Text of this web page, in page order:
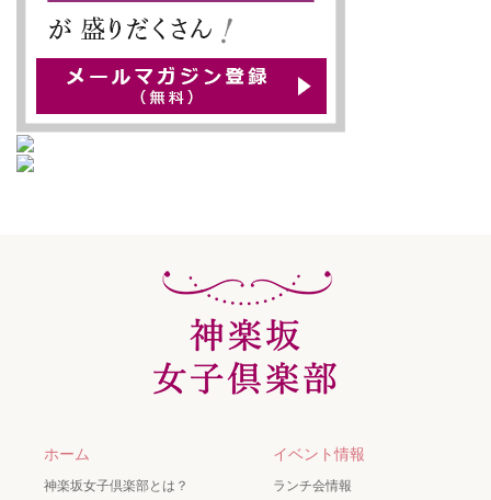
ホーム
神楽坂女子倶楽部とは？
イベント情報
ランチ会情報